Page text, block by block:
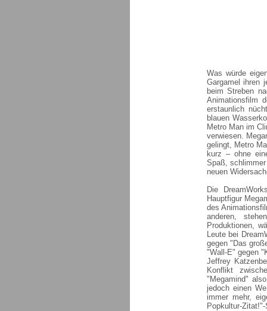
Was würde
Gargamel ihren
beim Streben
Animationsfilm
erstaunlich
blauen
Metro Man im
verwiesen.
gelingt, Metro
kurz – ohne
Spaß,
neuen
Die
Hauptfigur
des
anderen,
Produktionen,
Leute bei
gegen "Das
"Wall-E" gegen
Jeffrey
Konflikt
"Megamind"
jedoch einen
immer mehr,
Popkultur-